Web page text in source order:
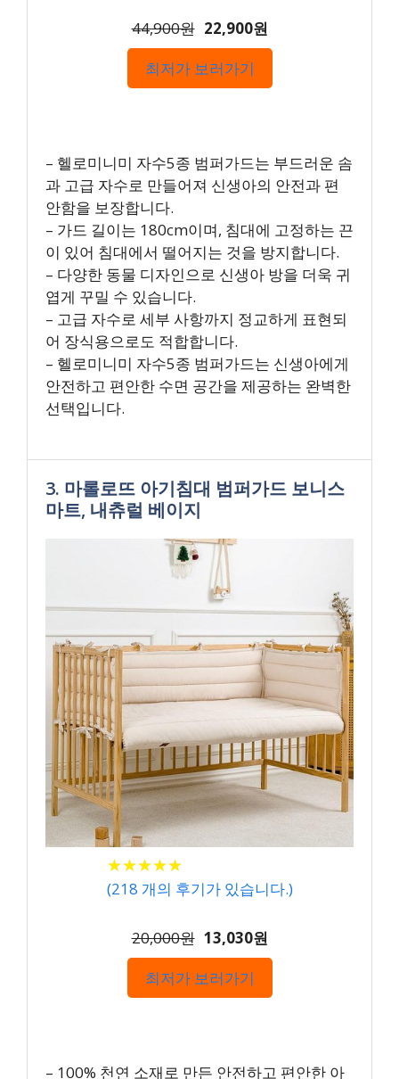
44,900원 22,900원
최저가 보러가기
– 헬로미니미 자수5종 범퍼가드는 부드러운 솜
과 고급 자수로 만들어져 신생아의 안전과 편
안함을 보장합니다.
– 가드 길이는 180cm이며, 침대에 고정하는 끈
이 있어 침대에서 떨어지는 것을 방지합니다.
– 다양한 동물 디자인으로 신생아 방을 더욱 귀
엽게 꾸밀 수 있습니다.
– 고급 자수로 세부 사항까지 정교하게 표현되
어 장식용으로도 적합합니다.
– 헬로미니미 자수5종 범퍼가드는 신생아에게
안전하고 편안한 수면 공간을 제공하는 완벽한
선택입니다.
3. 마롤로뜨 아기침대 범퍼가드 보니스
마트, 내츄럴 베이지
★★★★★
★★★★★
(218 개의 후기가 있습니다.)
20,000원 13,030원
최저가 보러가기
– 100% 천연 소재로 만든 안전하고 편안한 아